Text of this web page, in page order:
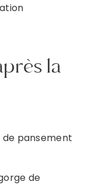
la
de pansement
de